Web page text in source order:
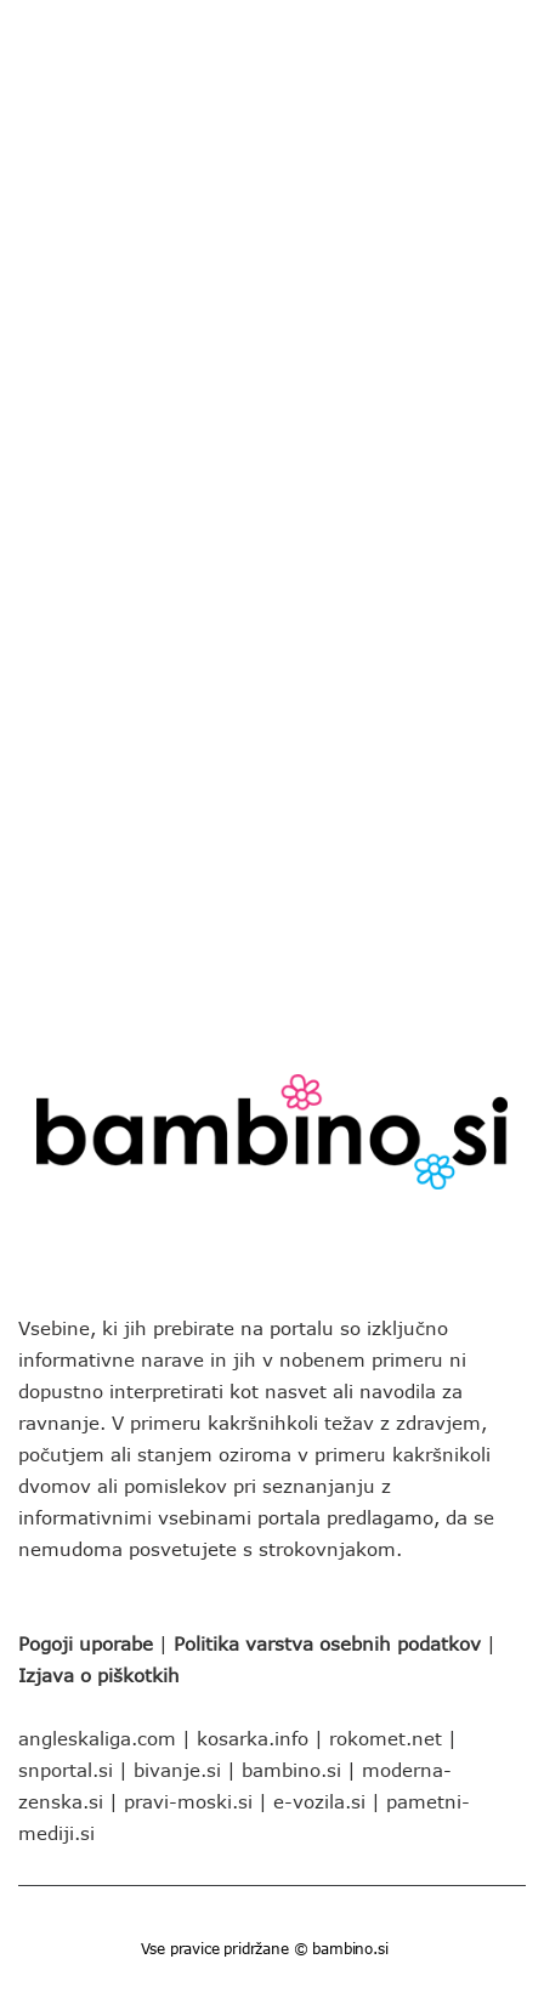
Vsebine, ki jih prebirate na portalu so izključno
informativne narave in jih v nobenem primeru ni
dopustno interpretirati kot nasvet ali navodila za
ravnanje. V primeru kakršnihkoli težav z zdravjem,
počutjem ali stanjem oziroma v primeru kakršnikoli
dvomov ali pomislekov pri seznanjanju z
informativnimi vsebinami portala predlagamo, da se
nemudoma posvetujete s strokovnjakom.
Pogoji uporabe | Politika varstva osebnih podatkov |
Izjava o piškotkih
angleskaliga.com | kosarka.info | rokomet.net |
snportal.si | bivanje.si | bambino.si | moderna-
zenska.si | pravi-moski.si | e-vozila.si | pametni-
mediji.si
Vse pravice pridržane © bambino.si